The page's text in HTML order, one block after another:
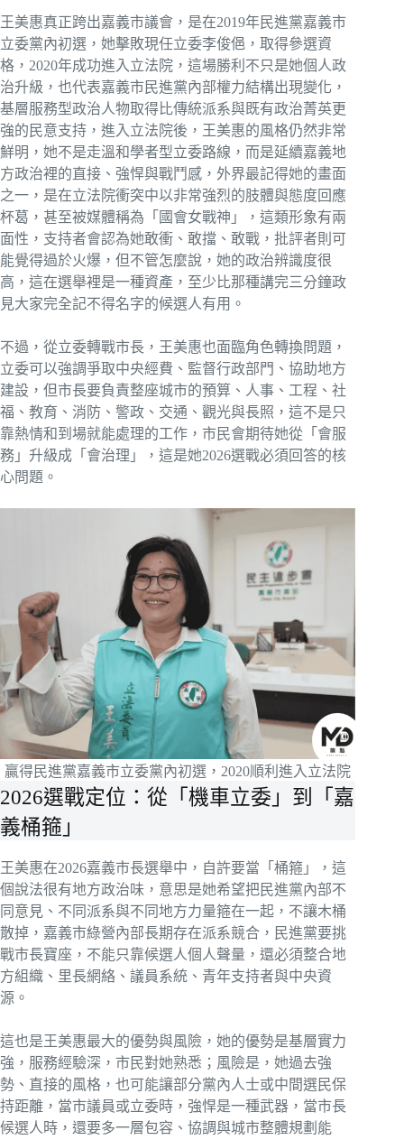
王美惠真正跨出嘉義市議會，是在2019年民進黨嘉義市
立委黨內初選，她擊敗現任立委李俊俋，取得參選資
格，2020年成功進入立法院，這場勝利不只是她個人政
治升級，也代表嘉義市民進黨內部權力結構出現變化，
基層服務型政治人物取得比傳統派系與既有政治菁英更
強的民意支持，進入立法院後，王美惠的風格仍然非常
鮮明，她不是走溫和學者型立委路線，而是延續嘉義地
方政治裡的直接、強悍與戰鬥感，外界最記得她的畫面
之一，是在立法院衝突中以非常強烈的肢體與態度回應
杯葛，甚至被媒體稱為「國會女戰神」，這類形象有兩
面性，支持者會認為她敢衝、敢擋、敢戰，批評者則可
能覺得過於火爆，但不管怎麼說，她的政治辨識度很
高，這在選舉裡是一種資產，至少比那種講完三分鐘政
見大家完全記不得名字的候選人有用。
不過，從立委轉戰市長，王美惠也面臨角色轉換問題，
立委可以強調爭取中央經費、監督行政部門、協助地方
建設，但市長要負責整座城市的預算、人事、工程、社
福、教育、消防、警政、交通、觀光與長照，這不是只
靠熱情和到場就能處理的工作，市民會期待她從「會服
務」升級成「會治理」，這是她2026選戰必須回答的核
心問題。
贏得民進黨嘉義市立委黨內初選，2020順利進入立法院
2026選戰定位：從「機車立委」到「嘉
義桶箍」
王美惠在2026嘉義市長選舉中，自許要當「桶箍」，這
個說法很有地方政治味，意思是她希望把民進黨內部不
同意見、不同派系與不同地方力量箍在一起，不讓木桶
散掉，嘉義市綠營內部長期存在派系競合，民進黨要挑
戰市長寶座，不能只靠候選人個人聲量，還必須整合地
方組織、里長網絡、議員系統、青年支持者與中央資
源。
這也是王美惠最大的優勢與風險，她的優勢是基層實力
強，服務經驗深，市民對她熟悉；風險是，她過去強
勢、直接的風格，也可能讓部分黨內人士或中間選民保
持距離，當市議員或立委時，強悍是一種武器，當市長
候選人時，還要多一層包容、協調與城市整體規劃能